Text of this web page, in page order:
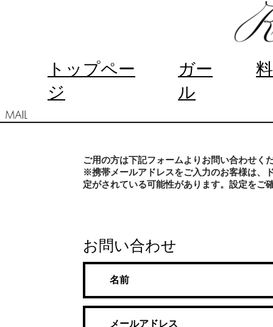
トップペー
ジ
ガー
ル
ご用の方は下記フォームよりお問い合わせく
※携帯メールアドレスをご入力のお客様は、
定がされている可能性があります。設定をご
お問い合わせ